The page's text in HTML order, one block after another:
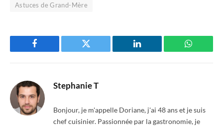
Astuces de Grand-Mère
Facebook Twitter LinkedIn
Stephanie T
Bonjour, je m'appelle Doriane, j'ai 48 ans et je suis
chef cuisinier. Passionnée par la gastronomie, je